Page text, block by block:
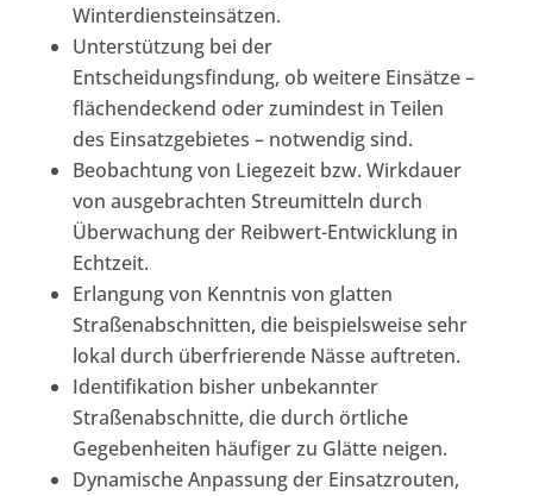
Winterdiensteinsätzen.
Unterstützung bei der
Entscheidungsfindung, ob weitere Einsätze –
flächendeckend oder zumindest in Teilen
des Einsatzgebietes – notwendig sind.
Beobachtung von Liegezeit bzw. Wirkdauer
von ausgebrachten Streumitteln durch
Überwachung der Reibwert-Entwicklung in
Echtzeit.
Erlangung von Kenntnis von glatten
Straßenabschnitten, die beispielsweise sehr
lokal durch überfrierende Nässe auftreten.
Identifikation bisher unbekannter
Straßenabschnitte, die durch örtliche
Gegebenheiten häufiger zu Glätte neigen.
Dynamische Anpassung der Einsatzrouten,